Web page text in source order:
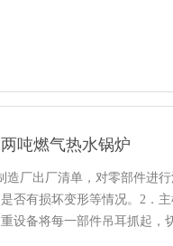
吨燃气热水锅炉
厂出厂清单，对零部件进
否有损坏变形等情况。2．
设备将每一部件吊耳抓起，